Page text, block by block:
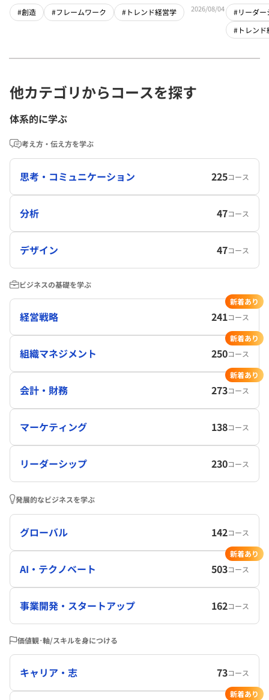
#創造 #フレームワーク #トレンド経営学 2026/08/04
#リーダー
#トレンド
他カテゴリからコースを探す
体系的に学ぶ
考え方・伝え方を学ぶ
思考・コミュニケーション 225コース
分析 47コース
デザイン 47コース
ビジネスの基礎を学ぶ
経営戦略 241コース
新着あり
組織マネジメント 250コース
新着あり
会計・財務 273コース
新着あり
マーケティング 138コース
リーダーシップ 230コース
発展的なビジネスを学ぶ
グローバル 142コース
AI・テクノベート 503コース
新着あり
事業開発・スタートアップ 162コース
価値観･軸/スキルを身につける
キャリア・志 73コース
新着あり